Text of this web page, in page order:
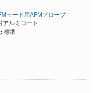
モード用AFMプローブ
アルミコート
標準